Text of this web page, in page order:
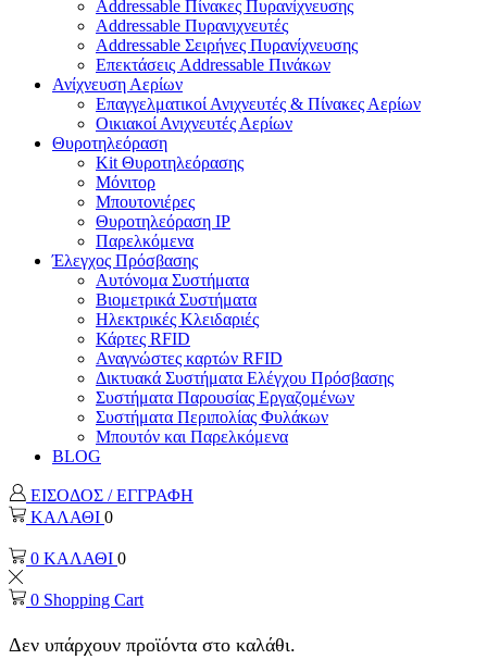
Addressable Πίνακες Πυρανίχνευσης
Addressable Πυρανιχνευτές
Addressable Σειρήνες Πυρανίχνευσης
Επεκτάσεις Addressable Πινάκων
Ανίχνευση Αερίων
Επαγγελματικοί Ανιχνευτές & Πίνακες Αερίων
Οικιακοί Ανιχνευτές Αερίων
Θυροτηλεόραση
Kit Θυροτηλεόρασης
Μόνιτορ
Μπουτονιέρες
Θυροτηλεόραση ΙΡ
Παρελκόμενα
Έλεγχος Πρόσβασης
Aυτόνομα Συστήματα
Βιομετρικά Συστήματα
Ηλεκτρικές Κλειδαριές
Κάρτες RFID
Αναγνώστες καρτών RFID
Δικτυακά Συστήματα Ελέγχου Πρόσβασης
Συστήματα Παρουσίας Εργαζομένων
Συστήματα Περιπολίας Φυλάκων
Mπουτόν και Παρελκόμενα
BLOG
ΕΙΣΟΔΟΣ / ΕΓΓΡΑΦΗ
ΚΑΛΑΘΙ 0
0 ΚΑΛΑΘΙ 0
0 Shopping Cart
Δεν υπάρχουν προϊόντα στο καλάθι.